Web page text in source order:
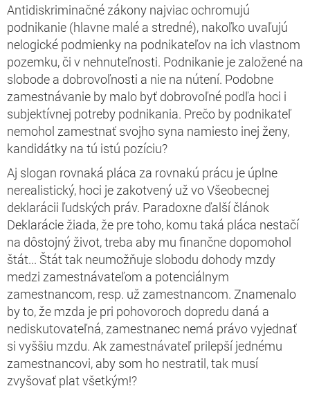
Antidiskriminačné zákony najviac ochromujú
podnikanie (hlavne malé a stredné), nakoľko uvaľujú
nelogické podmienky na podnikateľov na ich vlastnom
pozemku, či v nehnuteľnosti. Podnikanie je založené na
slobode a dobrovoľnosti a nie na nútení. Podobne
zamestnávanie by malo byť dobrovoľné podľa hoci i
subjektívnej potreby podnikania. Prečo by podnikateľ
nemohol zamestnať svojho syna namiesto inej ženy,
kandidátky na tú istú pozíciu?
Aj slogan rovnaká pláca za rovnakú prácu je úplne
nerealistický, hoci je zakotvený už vo Všeobecnej
deklarácii ľudských práv. Paradoxne ďalší článok
Deklarácie žiada, že pre toho, komu taká pláca nestačí
na dôstojný život, treba aby mu finančne dopomohol
štát... Štát tak neumožňuje slobodu dohody mzdy
medzi zamestnávateľom a potenciálnym
zamestnancom, resp. už zamestnancom. Znamenalo
by to, že mzda je pri pohovoroch dopredu daná a
nediskutovateľná, zamestnanec nemá právo vyjednať
si vyššiu mzdu. Ak zamestnávateľ prilepší jednému
zamestnancovi, aby som ho nestratil, tak musí
zvyšovať plat všetkým!?